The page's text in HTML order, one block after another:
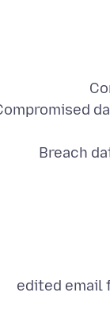
Breach
edited email